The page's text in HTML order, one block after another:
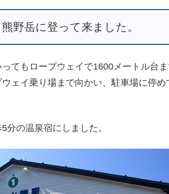
野岳に登って来ました。
てもロープウェイで1600メートル台
ェイ乗り場まで向かい、駐車場に停め
の温泉宿にしました。